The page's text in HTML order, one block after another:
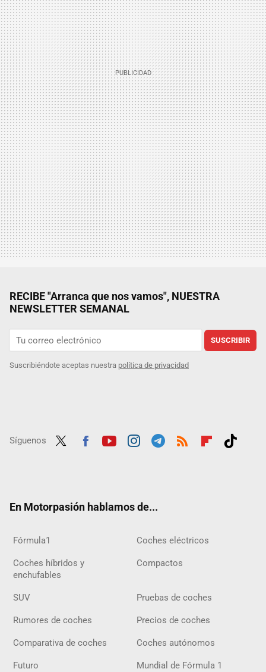
RECIBE "Arranca que nos vamos", NUESTRA
NEWSLETTER SEMANAL
SUSCRIBIR
Suscribiéndote aceptas nuestra política de privacidad
Síguenos
En Motorpasión hablamos de...
Fórmula1 Coches eléctricos
Coches híbridos y
enchufables
Compactos
SUV Pruebas de coches
Rumores de coches Precios de coches
Comparativa de coches Coches autónomos
Futuro Mundial de Fórmula 1